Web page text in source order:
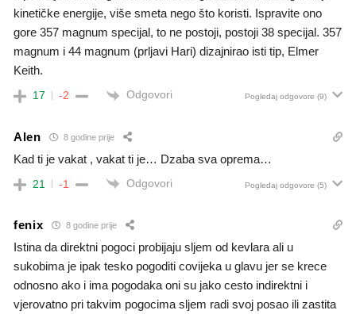
kinetičke energije, više smeta nego što koristi. Ispravite ono
gore 357 magnum specijal, to ne postoji, postoji 38 specijal. 357
magnum i 44 magnum (prljavi Hari) dizajnirao isti tip, Elmer
Keith.
17 -2 Odgovori Pogledaj odgovore (9)
Alen 8 godine prije
Kad ti je vakat , vakat ti je… Dzaba sva oprema…
21 -1 Odgovori Pogledaj odgovore (5)
fenix 8 godine prije
Istina da direktni pogoci probijaju sljem od kevlara ali u
sukobima je ipak tesko pogoditi covijeka u glavu jer se krece
odnosno ako i ima pogodaka oni su jako cesto indirektni i
vjerovatno pri takvim pogocima sljem radi svoj posao ili zastita